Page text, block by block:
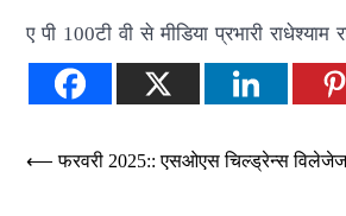
ए पी 100टी वी से मीडिया प्रभारी राधेश्याम
Post
⟵ फरवरी 2025:: एसओएस चिल्ड्रेन्स विलेजेज